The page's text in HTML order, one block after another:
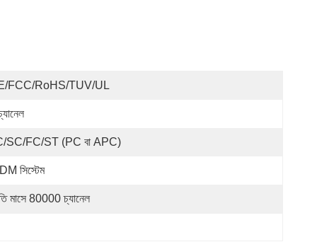
FCC/RoHS/TUV/UL
SC/FC/ST (PC বা APC)
সিস্টেম
মাসে 80000 চ্যানেল